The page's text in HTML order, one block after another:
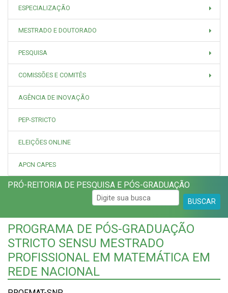
ESPECIALIZAÇÃO
MESTRADO E DOUTORADO
PESQUISA
COMISSÕES E COMITÊS
AGÊNCIA DE INOVAÇÃO
PEP-STRICTO
ELEIÇÕES ONLINE
APCN CAPES
PRÓ-REITORIA DE PESQUISA E PÓS-GRADUAÇÃO
BUSCAR
PROGRAMA DE PÓS-GRADUAÇÃO
STRICTO SENSU MESTRADO
PROFISSIONAL EM MATEMÁTICA EM
REDE NACIONAL